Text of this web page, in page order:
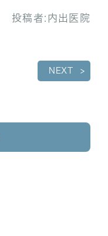
投稿者: 内出医院
NEXT